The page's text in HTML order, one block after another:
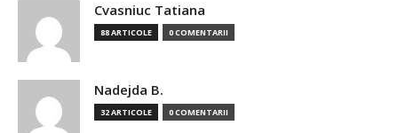
Cvasniuc Tatiana
88 ARTICOLE 0 COMENTARII
Nadejda B.
32 ARTICOLE 0 COMENTARII